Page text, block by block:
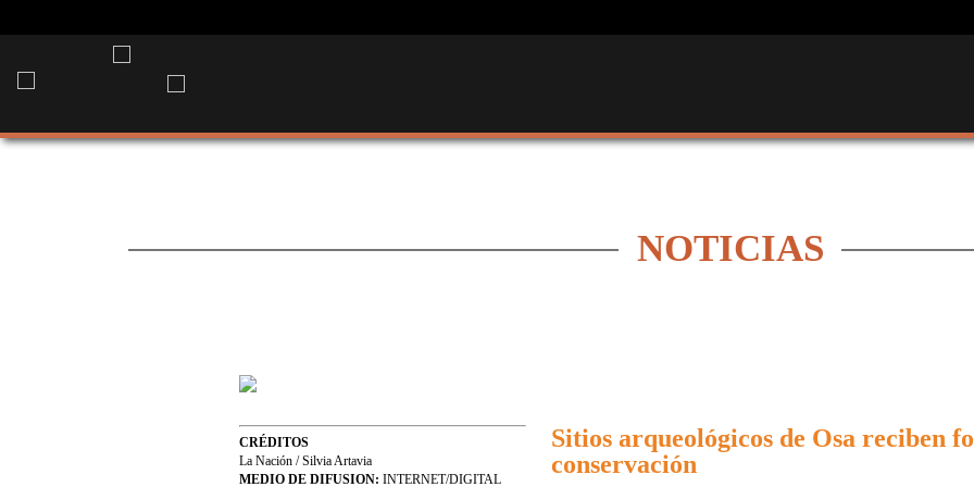
NOTICIAS
CRÉDITOS
La Nación / Silvia Artavia
MEDIO DE DIFUSION: INTERNET/DIGITAL
Sitios arqueológicos de Osa reciben
conservación